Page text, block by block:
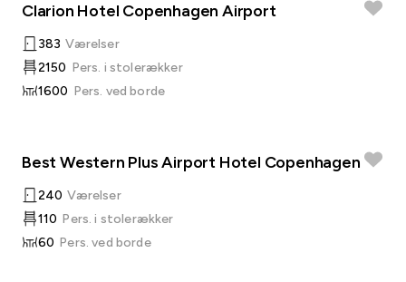
Clarion Hotel Copenhagen Airport
383 Værelser
2150 Pers. i stolerækker
1600 Pers. ved borde
Best Western Plus Airport Hotel Copenhagen
240 Værelser
110 Pers. i stolerækker
60 Pers. ved borde